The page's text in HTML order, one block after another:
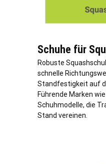
Schuhe für
Robuste
schnelle
Standfestigkeit auf
Führende Marken
Schuhmodelle, die
Stand vereinen.